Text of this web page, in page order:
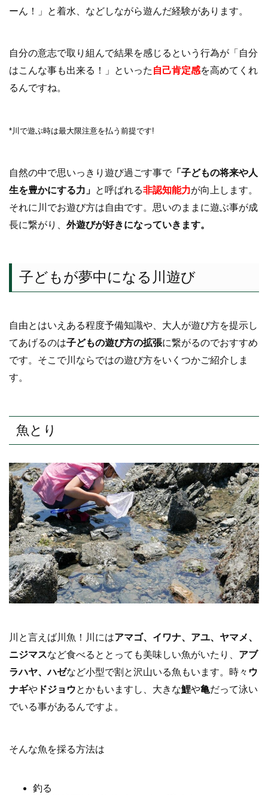
ーん！」と着水、などしながら遊んだ経験があります。
自分の意志で取り組んで結果を感じるという行為が「自分
はこんな事も出来る！」といった 自己肯定感を高めてくれ
るんですね。
*川で遊ぶ時は最大限注意を払う前提です!
自然の中で思いっきり遊び過ごす事で「子どもの将来や人
生を豊かにする力」 と呼ばれる非認知能力が向上します。
それに川でお遊び方は自由です。思いのままに遊ぶ事が成
長に繋がり、 外遊びが好きになっていきます。
子どもが夢中になる川遊び
自由とはいえある程度予備知識や、大人が遊び方を提示し
てあげるのは子どもの遊び方の拡張に繋がるのでおすすめ
です。そこで川ならではの遊び方をいくつかご紹介しま
す。
魚とり
川と言えば川魚！川にはアマゴ、イワナ、アユ、ヤマメ、
ニジマスなど食べるととっても美味しい魚がいたり、 アブ
ラハヤ、ハゼなど小型で割と沢山いる魚もいます。時々 ウ
ナギや ドジョウとかもいますし、大きな鯉や亀だって泳い
でいる事があるんですよ。
そんな魚を採る方法は
釣る